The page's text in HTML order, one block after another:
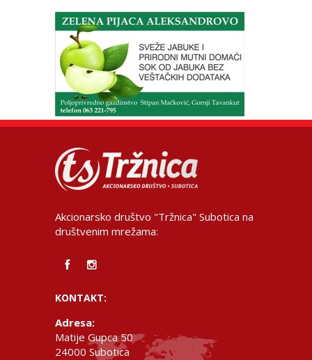
Akcionarsko društvo "Tržnica" Subotica na
društvenim mrežama:
KONTAKT:
Adresa:
Matije Gupca 50
24000 Subotica